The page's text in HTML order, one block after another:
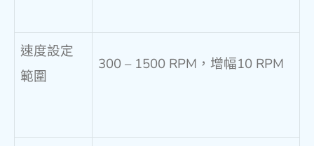
速度設定
範圍
300 – 1500 RPM，增幅10 RPM